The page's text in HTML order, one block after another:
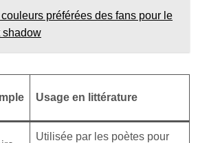
couleurs préférées des fans pour le
shadow
Usage en littérature
Utilisée par les poètes pour